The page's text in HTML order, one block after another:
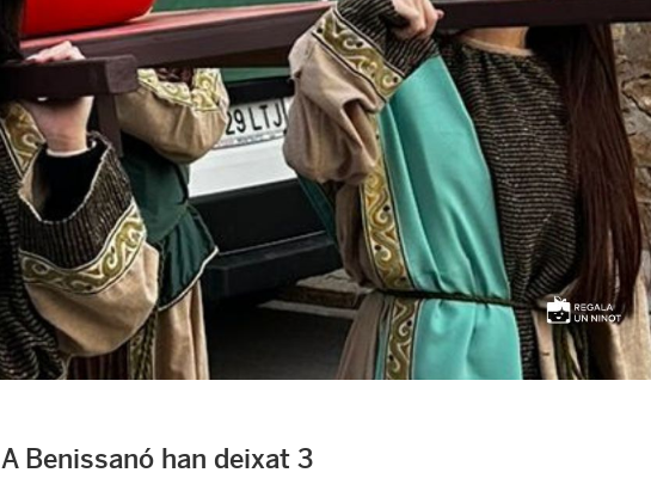
A Benissanó han deixat 3